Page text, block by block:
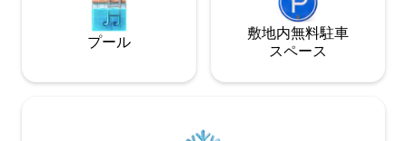
プール
敷地内無料駐⁠車
ス⁠ペ⁠ー⁠ス